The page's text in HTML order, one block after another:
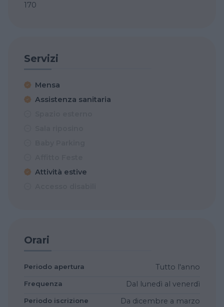
170
Servizi
Mensa
Assistenza sanitaria
Attività estive
Orari
Periodo apertura Tutto l'anno
Frequenza Dal lunedì al venerdì
Periodo iscrizione Da dicembre a marzo